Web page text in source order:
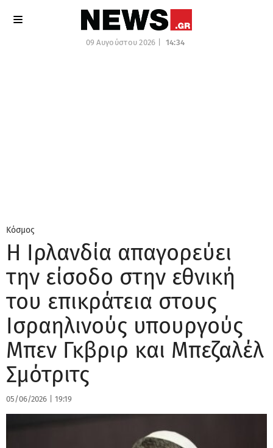
09 Αυγούστου 2026 | 14:34
Κόσμος
Η Ιρλανδία απαγορεύει
την είσοδο στην εθνική
του επικράτεια στους
Ισραηλινούς υπουργούς
Μπεν Γκβριρ και Μπεζαλέλ
Σμότριτς
05/06/2026 19:19